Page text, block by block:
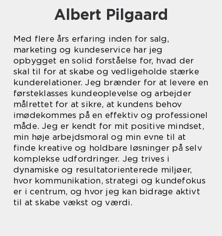
Albert Pilgaard
Med flere års erfaring inden for salg,
marketing og kundeservice har jeg
opbygget en solid forståelse for, hvad der
skal til for at skabe og vedligeholde stærke
kunderelationer. Jeg brænder for at levere en
førsteklasses kundeoplevelse og arbejder
målrettet for at sikre, at kundens behov
imødekommes på en effektiv og professionel
måde. Jeg er kendt for mit positive mindset,
min høje arbejdsmoral og min evne til at
finde kreative og holdbare løsninger på selv
komplekse udfordringer. Jeg trives i
dynamiske og resultatorienterede miljøer,
hvor kommunikation, strategi og kundefokus
er i centrum, og hvor jeg kan bidrage aktivt
til at skabe vækst og værdi.